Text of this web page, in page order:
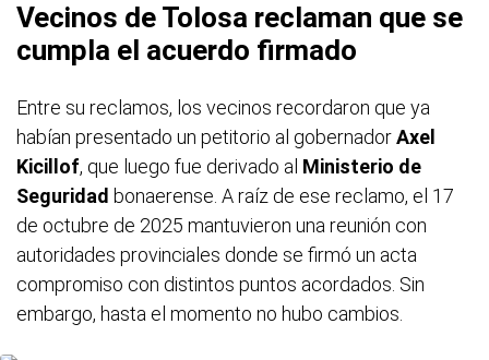
Vecinos de Tolosa reclaman que se
cumpla el acuerdo firmado
Entre su reclamos, los vecinos recordaron que ya
habían presentado un petitorio al gobernadorAxel
Kicillof, que luego fue derivado al Ministerio de
Seguridad bonaerense. A raíz de ese reclamo, el 17
de octubre de 2025 mantuvieron una reunión con
autoridades provinciales donde se firmó un acta
compromiso con distintos puntos acordados. Sin
embargo, hasta el momento no hubo cambios.